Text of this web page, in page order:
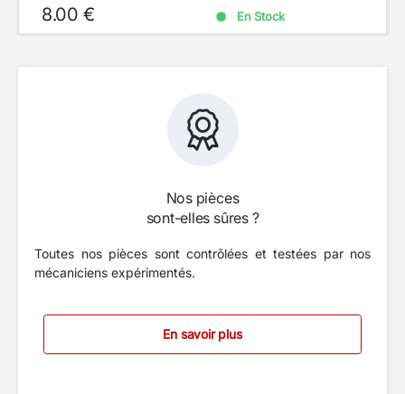
8.00 €
En Stock
Nos pièces
sont-elles sûres ?
Toutes nos pièces sont contrôlées et testées par nos
mécaniciens expérimentés.
En savoir plus